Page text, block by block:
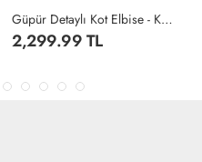
Balon Kol Kemerli Elbise -Taş
1,599.99 TL